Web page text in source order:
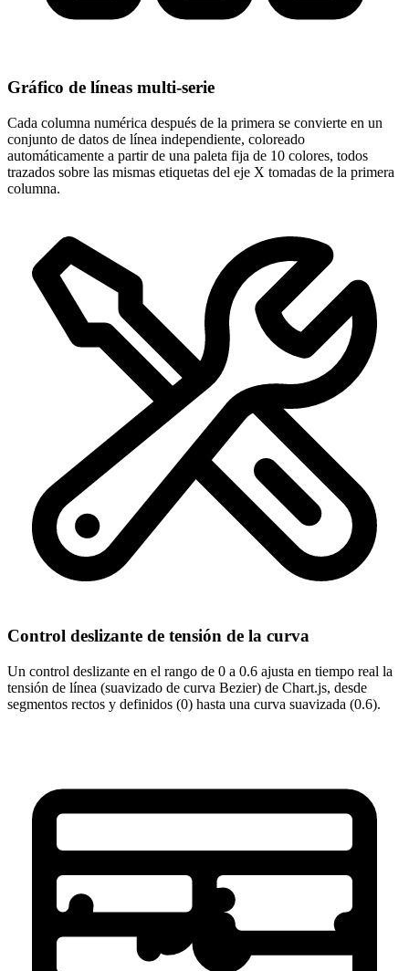
Gráfico de líneas multi-serie
Cada columna numérica después de la primera se convierte en un
conjunto de datos de línea independiente, coloreado
automáticamente a partir de una paleta fija de 10 colores, todos
trazados sobre las mismas etiquetas del eje X tomadas de la primera
columna.
Control deslizante de tensión de la curva
Un control deslizante en el rango de 0 a 0.6 ajusta en tiempo real la
tensión de línea (suavizado de curva Bezier) de Chart.js, desde
segmentos rectos y definidos (0) hasta una curva suavizada (0.6).